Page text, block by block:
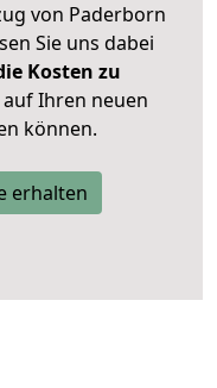
von Paderborn
Sie uns dabei
Kosten zu
auf Ihren neuen
können.
erhalten